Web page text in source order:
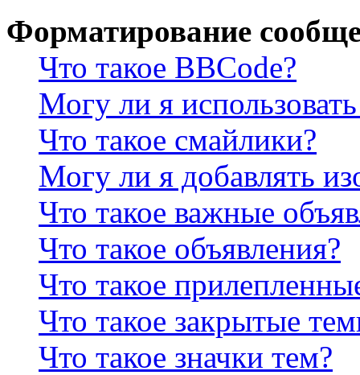
Форматирование
Что такое BBCode?
Могу ли я
Что такое смайлики?
Могу ли я добавлять
Что такое важные
Что такое объявления?
Что такое
Что такое закрытые
Что такое значки тем?